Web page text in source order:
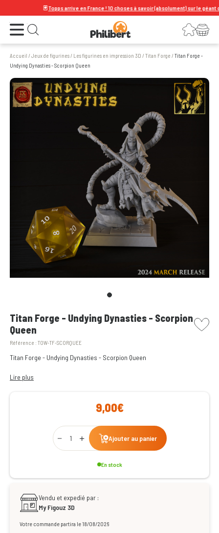
Topps arrive en France ! 10 choses à savoir (absolument) sur le géant de
Ouvrir le menu Ouvrir la recherche Connexion
Votre panier
Accueil /Jeux de figurines/ Les figurines en impression 3D /Titan Forge /Titan Forge -
Undying Dynasties - Scorpion Queen
Titan Forge - Undying Dynasties - Scorpion
Queen
Référence : TOW-TF-SCORQUEE
picto
Titan Forge - Undying Dynasties - Scorpion Queen
Undying Dynasties – Résine – Echelle 28-35mm
Lire plus
9,00€
Qty
Ajouter au panier
En stock
Vendu et expedié par :
My Figouz 3D
Votre commande partira le 18/08/2026